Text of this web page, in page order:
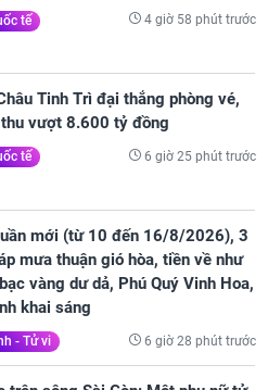
tế 4 giờ 58 phút trước
Tinh Trì đại thắng phòng vé,
vượt 8.600 tỷ đồng
tế 6 giờ 25 phút trước
mới (từ 10 đến 16/8/2026), 3
mưa thuận gió hòa, tiền về như
vàng dư dả, Phú Quý Vinh Hoa,
khai sáng
- Tử vi 6 giờ 28 phút trước